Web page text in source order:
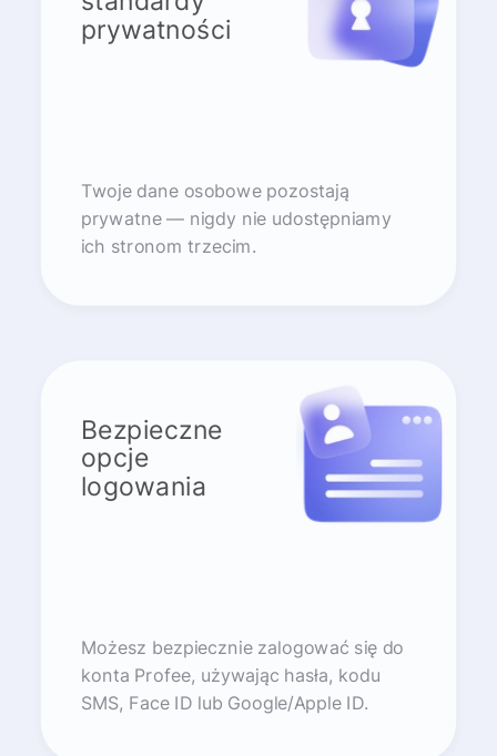
prywatności
Twoje dane osobowe pozostają
prywatne — nigdy nie udostępniamy
ich stronom trzecim.
Bezpieczne
opcje
logowania
Możesz bezpiecznie zalogować się do
konta Profee, używając hasła, kodu
SMS, Face ID lub Google/Apple ID.